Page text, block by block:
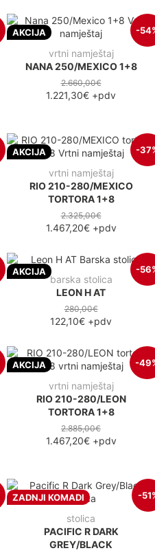
AKCIJA -
vrtni namještaj
NANA 250/MEXICO 1+8
2.660,00€
1.221,30€ +pdv
AKCIJA -
vrtni namještaj
RIO 210-280/MEXICO
TORTORA 1+8
2.325,00€
1.467,20€+pdv
AKCIJA -
barska stolica
LEON H AT
280,00€
122,10€ +pdv
AKCIJA -
vrtni namještaj
RIO 210-280/LEON
TORTORA 1+8
2.885,00€
1.467,20€+pdv
ZADNJI KOMADI -
stolica
PACIFIC R DARK
GREY/BLACK